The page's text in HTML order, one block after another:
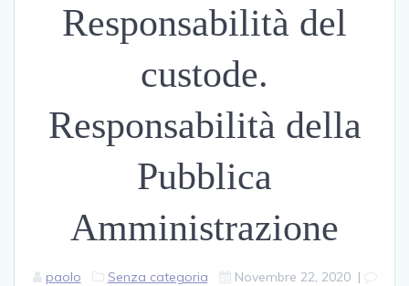
Responsabilità del
custode.
Responsabilità della
Pubblica
Amministrazione
paolo Senza categoria Novembre 22, 2020|